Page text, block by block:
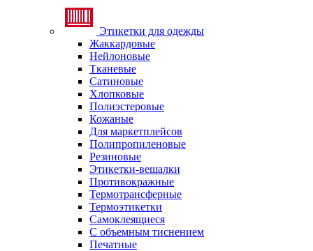
Этикетки для одежды
Жаккардовые
Нейлоновые
Тканевые
Сатиновые
Хлопковые
Полиэстеровые
Кожаные
Для маркетплейсов
Полипропиленовые
Резиновые
Этикетки-вешалки
Противокражные
Термотрансферные
Термоэтикетки
Самоклеящиеся
С объемным тиснением
Печатные